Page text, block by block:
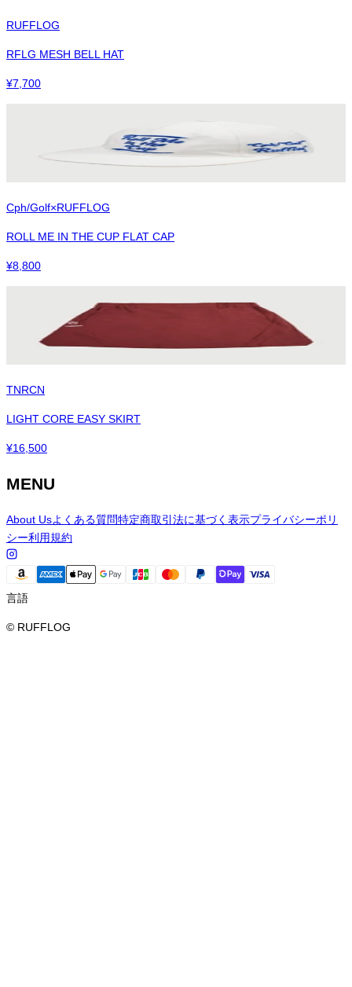
RUFFLOG
RFLG MESH BELL HAT
¥7,700
Cph/Golf×RUFFLOG
ROLL ME IN THE CUP FLAT CAP
¥8,800
TNRCN
LIGHT CORE EASY SKIRT
¥16,500
MENU
About Usよくある質問特定商取引法に基づく表示プライバシーポリ
シー利用規約
言語
© RUFFLOG